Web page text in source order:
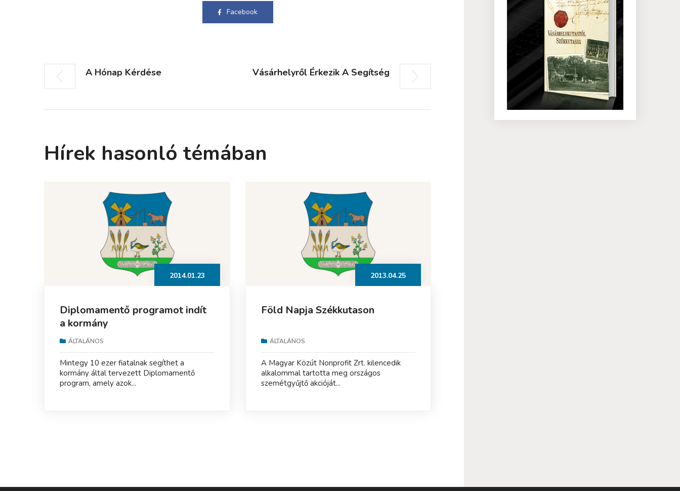
Facebook
A Hónap Kérdése Vásárhelyről Érkezik A Segítség
Hírek hasonló témában
2014.01.23
Diplomamentő programot indít
a kormány
ÁLTALÁNOS
Mintegy 10 ezer fiatalnak segíthet a
kormány által tervezett Diplomamentő
program, amely azok...
2013.04.25
Föld Napja Székkutason
ÁLTALÁNOS
A Magyar Közút Nonprofit Zrt. kilencedik
alkalommal tartotta meg országos
szemétgyűjtő akcióját...